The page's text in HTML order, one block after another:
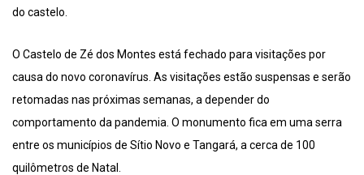
do castelo.
O Castelo de Zé dos Montes está fechado para visitações por
causa do novo coronavírus. As visitações estão suspensas e serão
retomadas nas próximas semanas, a depender do
comportamento da pandemia. O monumento fica em uma serra
entre os municípios de Sítio Novo e Tangará, a cerca de 100
quilômetros de Natal.